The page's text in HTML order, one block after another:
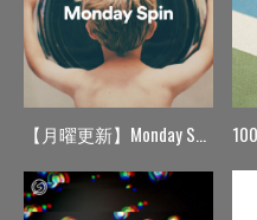
【月曜更新】Monday Spin